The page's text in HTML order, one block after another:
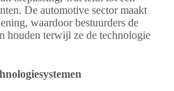
De automotive sector maakt
waardoor bestuurders de
houden terwijl ze de technologie